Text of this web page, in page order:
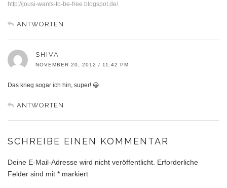
http://jousi-wants-to-be-free.blogspot.de/
ANTWORTEN
SHIVA
NOVEMBER 20, 2012 / 11:42 PM
Das krieg sogar ich hin, super! 😀
ANTWORTEN
SCHREIBE EINEN KOMMENTAR
Deine E-Mail-Adresse wird nicht veröffentlicht. Erforderliche
Felder sind mit * markiert